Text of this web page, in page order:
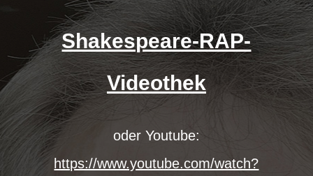
Shakespeare-RAP-
Videothek
oder Youtube:
https://www.youtube.com/watch?